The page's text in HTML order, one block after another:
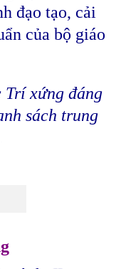
đạo tạo, cải
của bộ giáo
xứng đáng
sách trung